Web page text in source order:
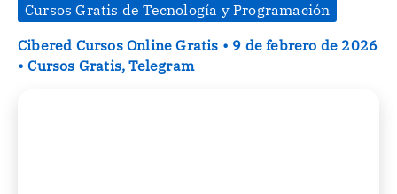
Cursos Gratis de Tecnología y Programación
Cibered Cursos Online Gratis • 9 de febrero de 2026
•Cursos Gratis,Telegram